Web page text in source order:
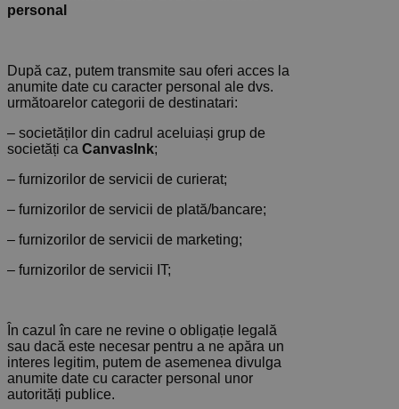
personal
După caz, putem transmite sau oferi acces la
anumite date cu caracter personal ale dvs.
următoarelor categorii de destinatari:
– societăților din cadrul aceluiași grup de
societăți ca CanvasInk;
– furnizorilor de servicii de curierat;
– furnizorilor de servicii de plată/bancare;
– furnizorilor de servicii de marketing;
– furnizorilor de servicii IT;
În cazul în care ne revine o obligație legală
sau dacă este necesar pentru a ne apăra un
interes legitim, putem de asemenea divulga
anumite date cu caracter personal unor
autorități publice.